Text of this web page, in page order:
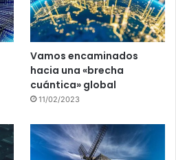
Vamos encaminados
hacia una «brecha
cuántica» global
11/02/2023